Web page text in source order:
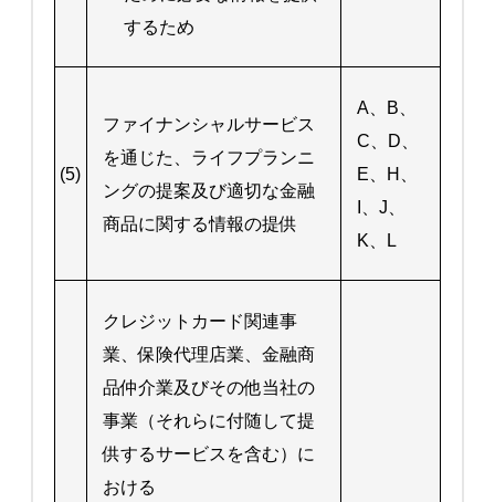
するため
(5)
ファイナンシャルサービス
を通じた、ライフプランニ
ングの提案及び適切な金融
商品に関する情報の提供
A、B、
C、D、
E、H、
I、J、
K、L
クレジットカード関連事
業、保険代理店業、金融商
品仲介業及びその他当社の
事業（それらに付随して提
供するサービスを含む）に
おける